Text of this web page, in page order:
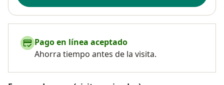
Pago en línea aceptado
Ahorra tiempo antes de la visita.